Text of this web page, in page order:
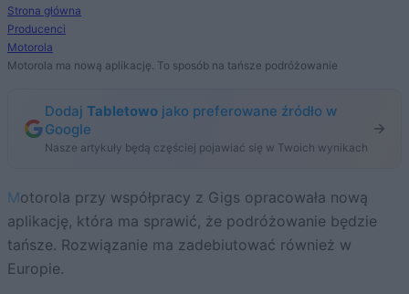
Strona główna
Producenci
Motorola
Motorola ma nową aplikację. To sposób na tańsze podróżowanie
Dodaj Tabletowo jako preferowane źródło w
Google
Nasze artykuły będą częściej pojawiać się w Twoich wynikach
Motorola przy współpracy z Gigs opracowała nową
aplikację, która ma sprawić, że podróżowanie będzie
tańsze. Rozwiązanie ma zadebiutować również w
Europie.